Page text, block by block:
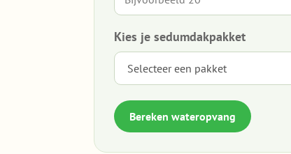
Kies je sedumdakpakket
Bereken wateropvang